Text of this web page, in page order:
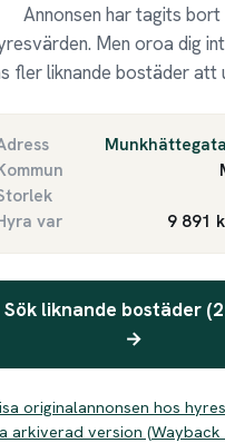
Annonsen har tagits bort
Men oroa dig
fler liknande bostäder att
var
9 891
Sök liknande bostäder
→
originalannonsen hos
arkiverad version (Wayback